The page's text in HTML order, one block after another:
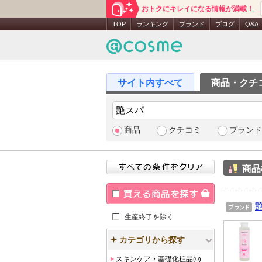
おトクにキレイになる情報が満載！
TOP ランキング ブランド ブログ Q&A
商品・クチ
商品 クチコミ ブラン
商
買える商品を探す
生産終了を除く
カテゴリから探す
スキンケア・基礎化粧品(0)